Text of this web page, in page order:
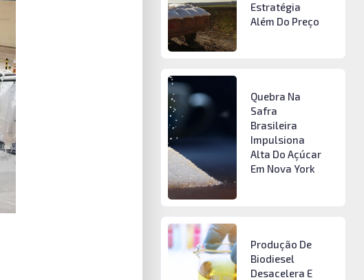
Estratégia
Além Do Preço
Quebra Na
Safra
Brasileira
Impulsiona
Alta Do Açúcar
Em Nova York
Produção De
Biodiesel
Desacelera E